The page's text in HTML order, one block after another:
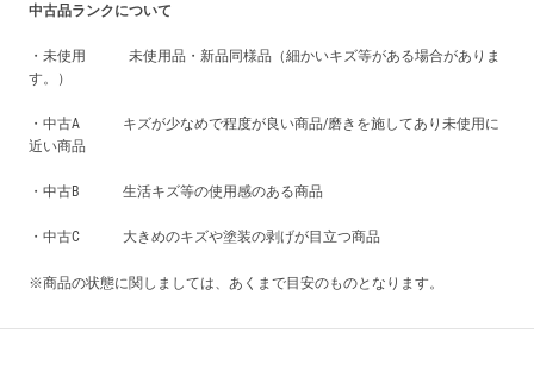
中古品ランクについて
・未使用 未使用品・新品同様品（細かいキズ等がある場合がありま
す。）
・中古A キズが少なめで程度が良い商品/磨きを施してあり未使用に
近い商品
・中古B 生活キズ等の使用感のある商品
・中古C 大きめのキズや塗装の剥げが目立つ商品
※商品の状態に関しましては、あくまで目安のものとなります。